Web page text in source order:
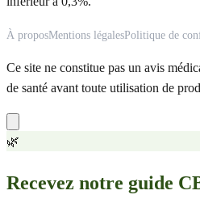
À proposMentions légalesPolitique de
Ce site ne constitue pas un avis
de santé avant toute utilisation de
🌿
Recevez notre guide